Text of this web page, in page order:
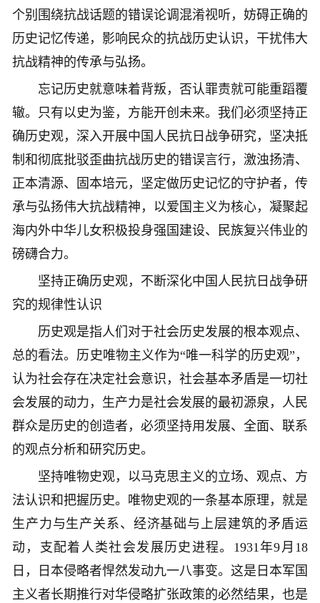
个别围绕抗战话题的错误论调混淆视听，妨碍正确的
历史记忆传递，影响民众的抗战历史认识，干扰伟大
抗战精神的传承与弘扬。
忘记历史就意味着背叛，否认罪责就可能重蹈覆
辙。只有以史为鉴，方能开创未来。我们必须坚持正
确历史观，深入开展中国人民抗日战争研究，坚决抵
制和彻底批驳歪曲抗战历史的错误言行，激浊扬清、
正本清源、固本培元，坚定做历史记忆的守护者，传
承与弘扬伟大抗战精神，以爱国主义为核心，凝聚起
海内外中华儿女积极投身强国建设、民族复兴伟业的
磅礴合力。
坚持正确历史观，不断深化中国人民抗日战争研
究的规律性认识
历史观是指人们对于社会历史发展的根本观点、
总的看法。历史唯物主义作为“唯一科学的历史观”，
认为社会存在决定社会意识，社会基本矛盾是一切社
会发展的动力，生产力是社会发展的最初源泉，人民
群众是历史的创造者，必须坚持用发展、全面、联系
的观点分析和研究历史。
坚持唯物史观，以马克思主义的立场、观点、方
法认识和把握历史。唯物史观的一条基本原理，就是
生产力与生产关系、经济基础与上层建筑的矛盾运
动，支配着人类社会发展历史进程。1931年9月18
日，日本侵略者悍然发动九一八事变。这是日本军国
主义者长期推行对华侵略扩张政策的必然结果，也是